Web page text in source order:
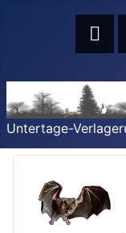
Untertage-